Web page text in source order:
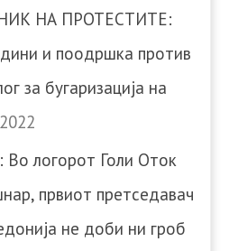
НА ПРОТЕСТИТЕ:
и поодршка против
за бугаризација на
логорот Голи Оток
првиот претседавач
не доби ни гроб